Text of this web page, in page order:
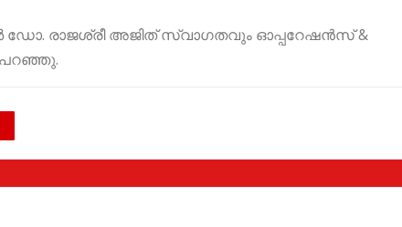
രാജശ്രീ അജിത് സ്വാഗതവും ഓപ്പറേഷൻസ് &
പറഞ്ഞു.